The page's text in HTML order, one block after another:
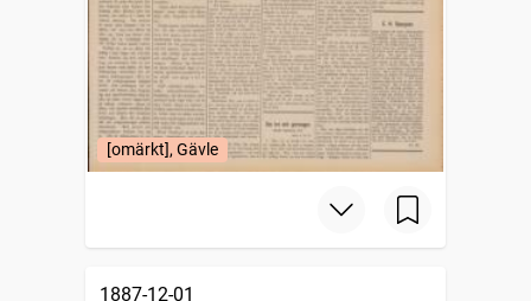
[omärkt], Gävle
1887-12-01